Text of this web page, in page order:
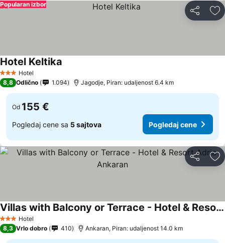
Deli
Popularan izbor
3 Zvezdice
Hotel
Hotel Keltika
8,8 Odlično 1.094 Jagodje, Piran: udaljenost 6.4 km
Od 155 €
Pogledaj cene sa 5 sajtova Pogledaj cene
Deli
3 Zvezdice
Hotel
Villas with Balcony or Terrace - Hotel & Resort Adria Ankaran
8,3 Vrlo dobro 410 Ankaran, Piran: udaljenost 14.0 km